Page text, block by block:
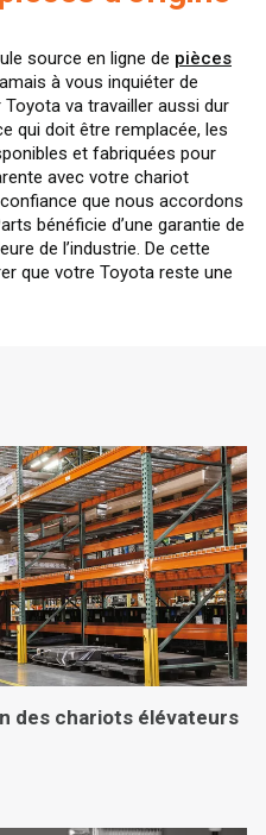
source en ligne de pièces
à vous inquiéter de
va travailler aussi dur
qui doit être remplacée, les
et fabriquées pour
avec votre chariot
que nous accordons
bénéficie d’une garantie de
de l’industrie. De cette
que votre Toyota reste une
des chariots élévateurs